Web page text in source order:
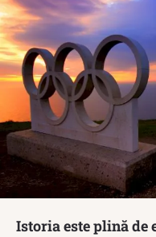
Istoria este plină de